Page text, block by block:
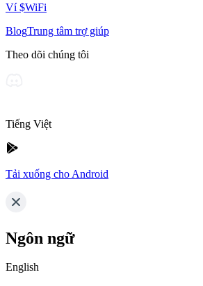
Ví $WiFi
BlogTrung tâm trợ giúp
Theo dõi chúng tôi
Tiếng Việt
Tải xuống cho Android
Ngôn ngữ
English